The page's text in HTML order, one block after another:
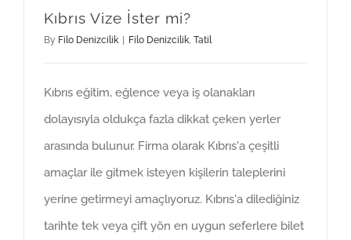
Kıbrıs Vize İster mi?
By Filo Denizcilik | Filo Denizcilik, Tatil
Kıbrıs eğitim, eğlence veya iş olanakları
dolayısıyla oldukça fazla dikkat çeken yerler
arasında bulunur. Firma olarak Kıbrıs'a çeşitli
amaçlar ile gitmek isteyen kişilerin taleplerini
yerine getirmeyi amaçlıyoruz. Kıbrıs'a dilediğiniz
tarihte tek veya çift yön en uygun seferlere bilet